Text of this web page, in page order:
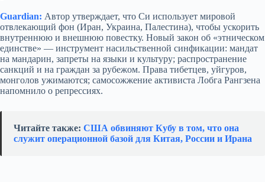
Guardian: Автор утверждает, что Си использует мировой
отвлекающий фон (Иран, Украина, Палестина), чтобы ускорить
внутреннюю и внешнюю повестку. Новый закон об «этническом
единстве» — инструмент насильственной синфикации: мандат
на мандарин, запреты на языки и культуру; распространение
санкций и на граждан за рубежом. Права тибетцев, уйгуров,
монголов ужимаются; самосожжение активиста Лобга Рангзена
напомнило о репрессиях.
Читайте также: США обвиняют Кубу в том, что она
служит операционной базой для Китая, России и Ирана